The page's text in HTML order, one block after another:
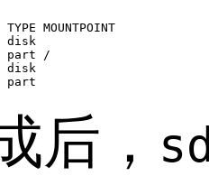
MOUNTPOINT
disk
part /
disk
后，